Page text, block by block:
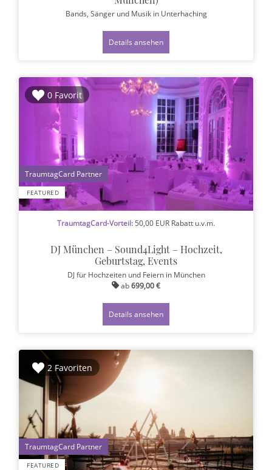
Bands, Sänger und Musik in Unterhaching
Details ansehen
0 Favorit
FEATURED
1
TraumtagCard-Vorteil: 50,00 EUR Rabatt u.v.m.
DJ München – Sound4Light – Hochzeit,
Geburtstag, Events
DJ für Hochzeiten und Feiern in München
ab699,00 €
Details ansehen
2 Favoriten
FEATURED
1